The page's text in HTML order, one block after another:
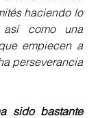
haciendo lo
así como una
empiecen a
perseverancia
sido bastante